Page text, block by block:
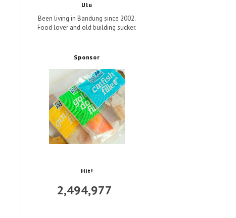
Ulu
Been living in Bandung since 2002.
Food lover and old building sucker.
Sponsor
Hit!
2,494,977